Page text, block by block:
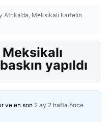
Afrika’da, Meksikalı kartelin
yapıldı
ve en son 2 ay 2 hafta önce